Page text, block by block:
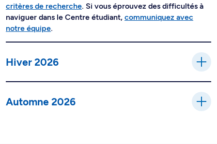
critères de recherche. Si vous éprouvez des difficultés à
naviguer dans le Centre étudiant, communiquez avec
notre équipe.
Hiver 2026
Automne 2026